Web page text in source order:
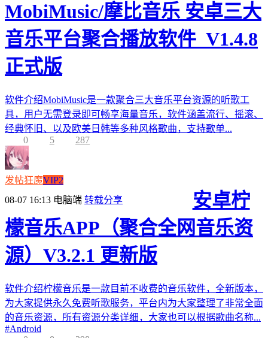
MobiMusic/摩比音乐 安卓三大
音乐平台聚合播放软件_V1.4.8
正式版
软件介绍MobiMusic是一款聚合三大音乐平台资源的听歌工
具，用户无需登录即可畅享海量音乐，软件涵盖流行、摇滚、
经典怀旧、以及欧美日韩等多种风格歌曲，支持歌单...
0
5 287
发帖狂魔VIP2
08-07 16:13 电脑端 转载分享
安卓柠
檬音乐APP（聚合全网音乐资
源）V3.2.1 更新版
软件介绍柠檬音乐是一款目前不收费的音乐软件，全新版本，
为大家提供永久免费听歌服务，平台内为大家整理了非常全面
的音乐资源，所有资源分类详细，大家也可以根据歌曲名称...
#Android